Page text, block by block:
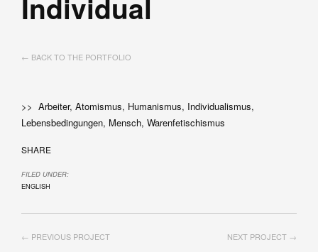
← BACK TO THE PORTFOLIO
>> Arbeiter, Atomismus, Humanismus, Individualismus,
Lebensbedingungen, Mensch, Warenfetischismus
SHARE
FILED UNDER:
ENGLISH
NEXT PROJECT →
← PREVIOUS PROJECT